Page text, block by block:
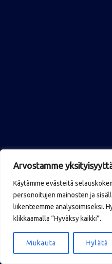
Arvostamme
Käytämme evästeitä
personoitujen mainosten ja
liikenteemme analysoimiseksi.
klikkaamalla ”Hyväksy kaikki”.
Mukauta Hylätä